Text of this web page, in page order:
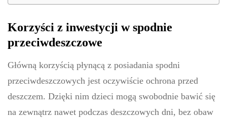
Korzyści z inwestycji w spodnie
przeciwdeszczowe
Główną korzyścią płynącą z posiadania spodni
przeciwdeszczowych jest oczywiście ochrona przed
deszczem. Dzięki nim dzieci mogą swobodnie bawić się
na zewnątrz nawet podczas deszczowych dni, bez obaw